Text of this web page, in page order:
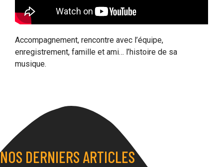
Accompagnement, rencontre avec l’équipe,
enregistrement, famille et ami… l’histoire de sa
musique.
NOS DERNIERS ARTICLES